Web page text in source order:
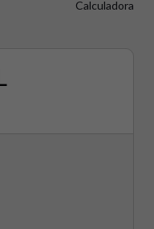
Calculadora